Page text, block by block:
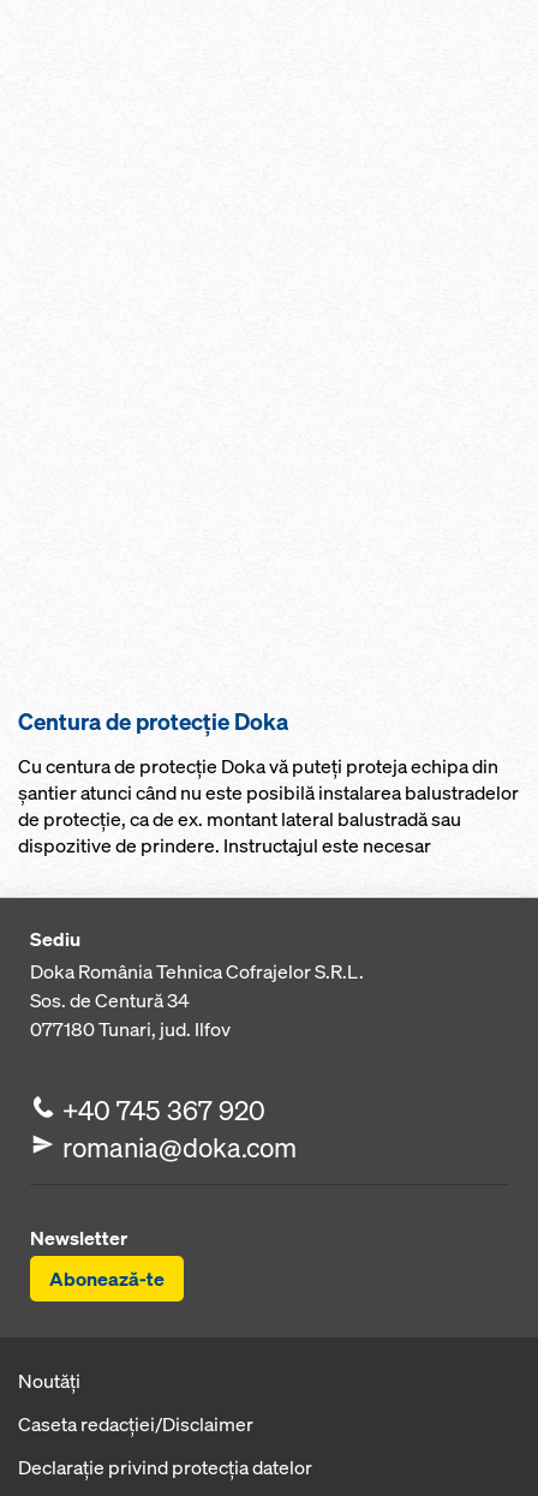
Centura de protecție Doka
Cu centura de protecție Doka vă puteţi proteja echipa din
şantier atunci când nu este posibilă instalarea balustradelor
de protecţie, ca de ex. montant lateral balustradă sau
dispozitive de prindere. Instructajul este necesar
Sediu
Doka România Tehnica Cofrajelor S.R.L.
Sos. de Centură 34
077180Tunari, jud. Ilfov
+40 745 367 920
romania@doka.com
Newsletter
Abonează-te
Noutăți
Caseta redacţiei/Disclaimer
Declaraţie privind protecţia datelor